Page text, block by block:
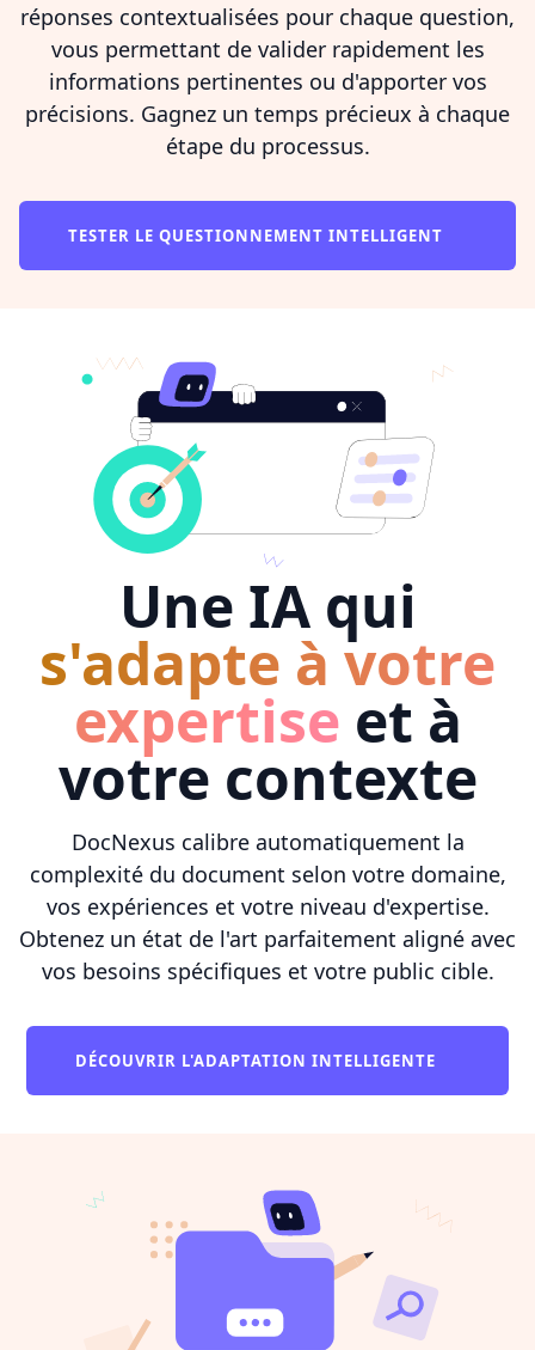
réponses contextualisées pour chaque question,
vous permettant de valider rapidement les
informations pertinentes ou d'apporter vos
précisions. Gagnez un temps précieux à chaque
étape du processus.
TESTER LE QUESTIONNEMENT INTELLIGENT
Une IA qui
s'adapte à votre
expertise et à
votre contexte
DocNexus calibre automatiquement la
complexité du document selon votre domaine,
vos expériences et votre niveau d'expertise.
Obtenez un état de l'art parfaitement aligné avec
vos besoins spécifiques et votre public cible.
DÉCOUVRIR L'ADAPTATION INTELLIGENTE